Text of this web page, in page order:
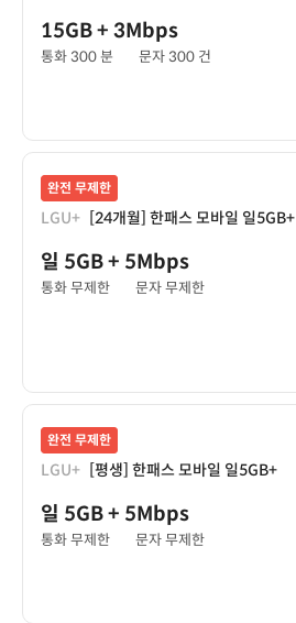
15GB+ 3Mbps
통화 300 분 문자 300 건
완전 무제한
LGU+ [24개월] 한패스 모바일 일5GB+
일 5GB+ 5Mbps
통화 무제한 문자 무제한
완전 무제한
LGU+ [평생] 한패스 모바일 일5GB+
일 5GB+ 5Mbps
통화 무제한 문자 무제한